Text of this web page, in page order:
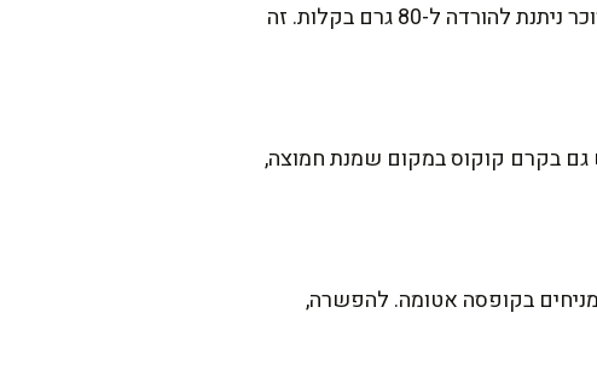
אפשר להשתמש בגבינות דלות שומן (3% במקום 5%) ובשמנת חמוצה של 9%. גם כמות הסוכר ניתנת להורדה ל-80 גרם בקלות. זה
בקרם קוקוס במקום שמנת חמוצה,
בקופסה אטומה. להפשרה,